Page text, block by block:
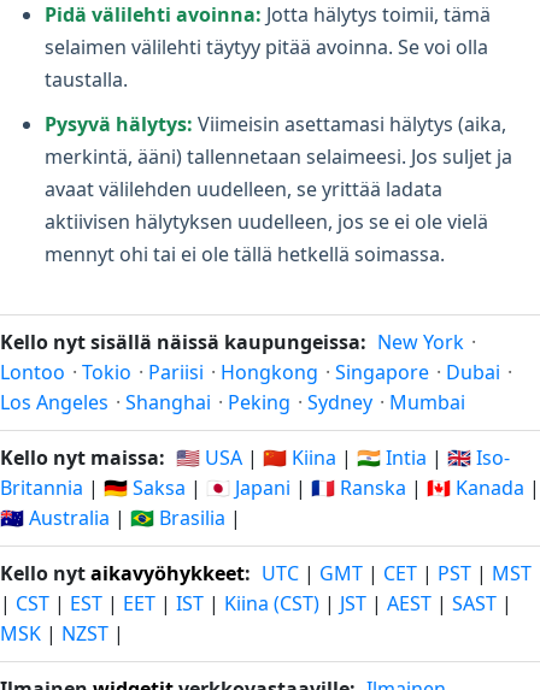
Pidä välilehti avoinna: Jotta hälytys toimii, tämä
selaimen välilehti täytyy pitää avoinna. Se voi olla
taustalla.
Pysyvä hälytys: Viimeisin asettamasi hälytys (aika,
merkintä, ääni) tallennetaan selaimeesi. Jos suljet ja
avaat välilehden uudelleen, se yrittää ladata
aktiivisen hälytyksen uudelleen, jos se ei ole vielä
mennyt ohi tai ei ole tällä hetkellä soimassa.
Kello nyt sisällä näissä kaupungeissa: New York ·
Lontoo · Tokio · Pariisi · Hongkong · Singapore · Dubai ·
Los Angeles · Shanghai · Peking · Sydney · Mumbai
Kello nyt maissa: 🇺🇸 USA | 🇨🇳 Kiina | 🇮🇳 Intia | 🇬🇧 Iso-
Britannia | 🇩🇪 Saksa | 🇯🇵 Japani | 🇫🇷 Ranska | 🇨🇦 Kanada |
🇦🇺 Australia | 🇧🇷 Brasilia |
Kello nytaikavyöhykkeet: UTC | GMT | CET | PST | MST
| CST | EST | EET | IST | Kiina (CST) | JST | AEST | SAST |
MSK | NZST |